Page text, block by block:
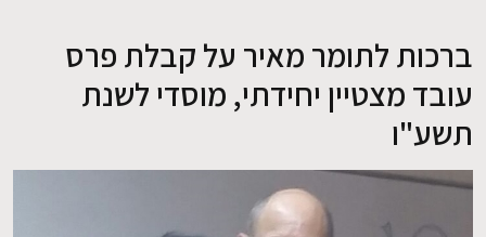
מחקר
חדשות ואירועים
קשרי תעשייה
ברכות לתומר מאיר על קבלת פרס
עובד מצטיין יחידתי, מוסדי לשנת
תשע"ו